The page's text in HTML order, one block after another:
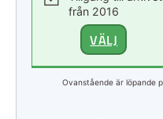
från 2016
VÄLJ
Ovanstående är löpande